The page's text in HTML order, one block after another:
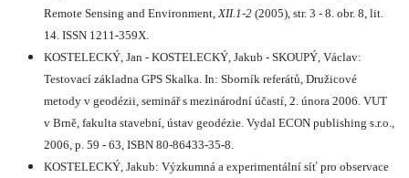
Remote Sensing and Environment,XII.1-2 (2005), str. 3 - 8. obr. 8, lit.
14. ISSN 1211-359X.
KOSTELECKÝ, Jan - KOSTELECKÝ, Jakub - SKOUPÝ, Václav:
Testovací základna GPS Skalka. In: Sborník referátů, Družicové
metody v geodézii, seminář s mezinárodní účastí, 2. února 2006. VUT
v Brně, fakulta stavební, ústav geodézie. Vydal ECON publishing s.r.o.,
2006, p. 59 - 63, ISBN 80-86433-35-8.
KOSTELECKÝ, Jakub: Výzkumná a experimentální síť pro observace